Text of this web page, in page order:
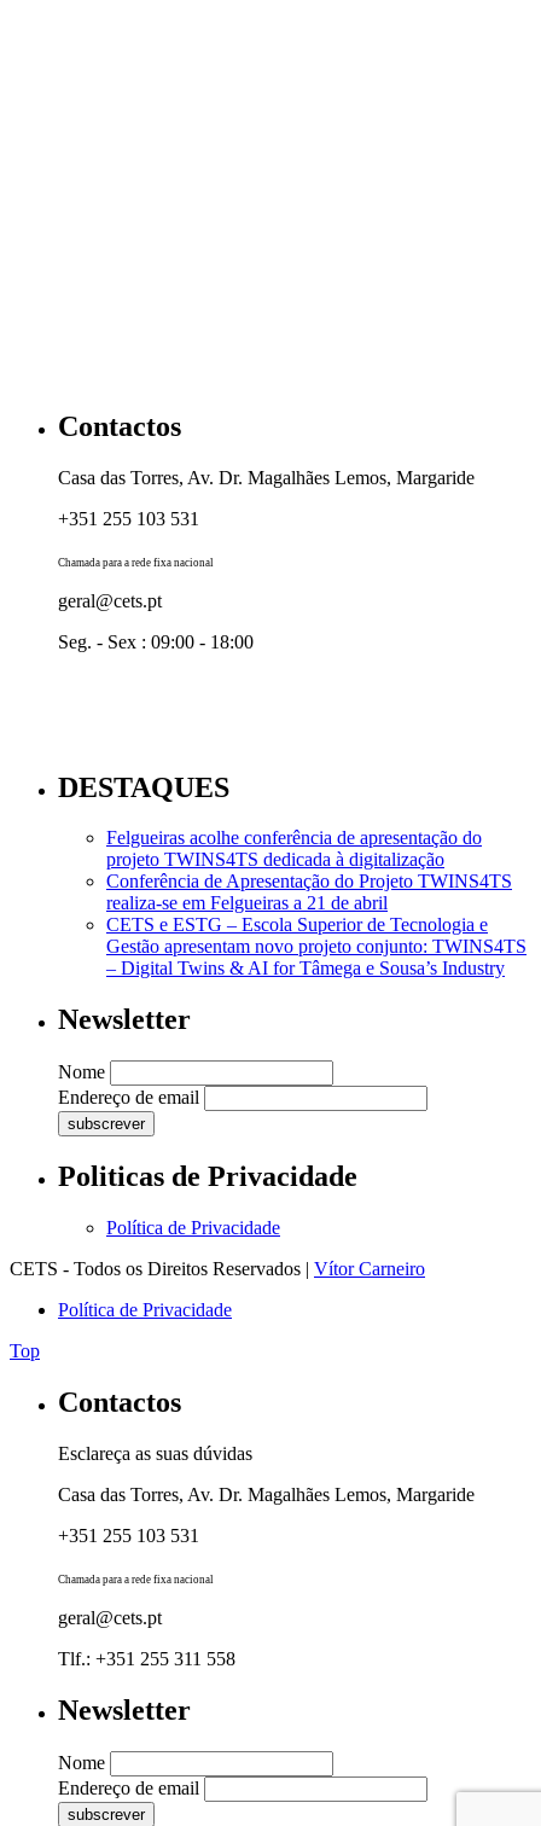
Contactos
Casa das Torres, Av. Dr. Magalhães Lemos, Margaride
+351 255 103 531
Chamada para a rede fixa nacional
geral@cets.pt
Seg. - Sex : 09:00 - 18:00
DESTAQUES
Felgueiras acolhe conferência de apresentação do
projeto TWINS4TS dedicada à digitalização
Conferência de Apresentação do Projeto TWINS4TS
realiza-se em Felgueiras a 21 de abril
CETS e ESTG – Escola Superior de Tecnologia e
Gestão apresentam novo projeto conjunto: TWINS4TS
– Digital Twins & AI for Tâmega e Sousa’s Industry
Newsletter
Nome
Endereço de email
Politicas de Privacidade
Política de Privacidade
CETS - Todos os Direitos Reservados | Vítor Carneiro
Política de Privacidade
Top
Contactos
Esclareça as suas dúvidas
Casa das Torres, Av. Dr. Magalhães Lemos, Margaride
+351 255 103 531
Chamada para a rede fixa nacional
geral@cets.pt
Tlf.: +351 255 311 558
Newsletter
Nome
Endereço de email